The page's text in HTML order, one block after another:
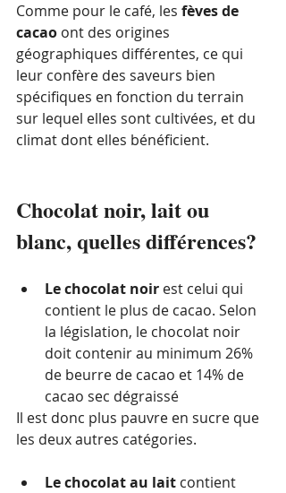
Comme pour le café, les fèves de
cacao ont des origines
géographiques différentes, ce qui
leur confère des saveurs bien
spécifiques en fonction du terrain
sur lequel elles sont cultivées, et du
climat dont elles bénéficient.
Chocolat noir, lait ou
blanc, quelles différences?
Le chocolat noir est celui qui
contient le plus de cacao. Selon
la législation, le chocolat noir
doit contenir au minimum 26%
de beurre de cacao et 14% de
cacao sec dégraissé
Il est donc plus pauvre en sucre que
les deux autres catégories.
Le chocolat au lait contient